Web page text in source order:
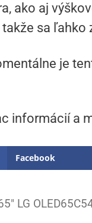
ako aj
takže sa ľahko
je
informácií a
Facebook
LG